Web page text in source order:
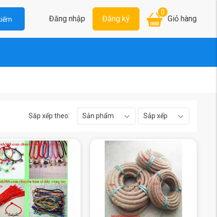
Đăng nhập Đăng ký
0
Giỏ hàng
Săp xếp theo: Sản phẩm Sắp xếp